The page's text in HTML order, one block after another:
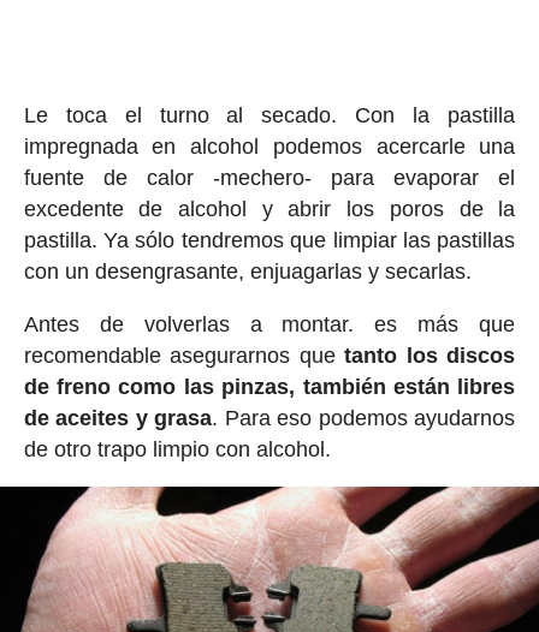
Le toca el turno al secado. Con la pastilla
impregnada en alcohol podemos acercarle una
fuente de calor -mechero- para evaporar el
excedente de alcohol y abrir los poros de la
pastilla. Ya sólo tendremos que limpiar las pastillas
con un desengrasante, enjuagarlas y secarlas.
Antes de volverlas a montar. es más que
recomendable asegurarnos quetanto los discos
de freno como las pinzas, también están libres
de aceites y grasa. Para eso podemos ayudarnos
de otro trapo limpio con alcohol.